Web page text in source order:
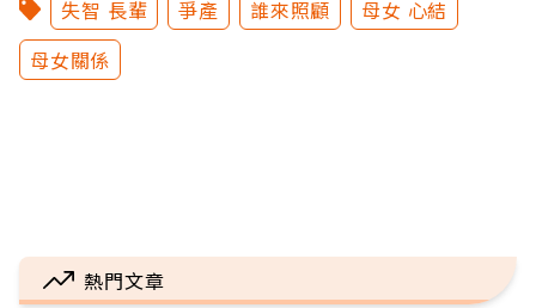
失智 長輩 爭產 誰來照顧
母女 心結
母女關係
熱門文章